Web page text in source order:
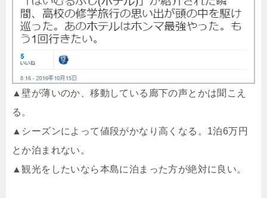
▲壁が薄いのか、移動している廊下の声とかは聞こえ
る。
▲シーズンによって値段がかなり高くなる。1泊6万円
とか泊まれない。
▲観光をしたいなら本島に泊まった方が絶対に良い。